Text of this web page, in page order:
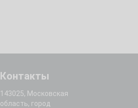
Контакты
143025, Московская
область, город